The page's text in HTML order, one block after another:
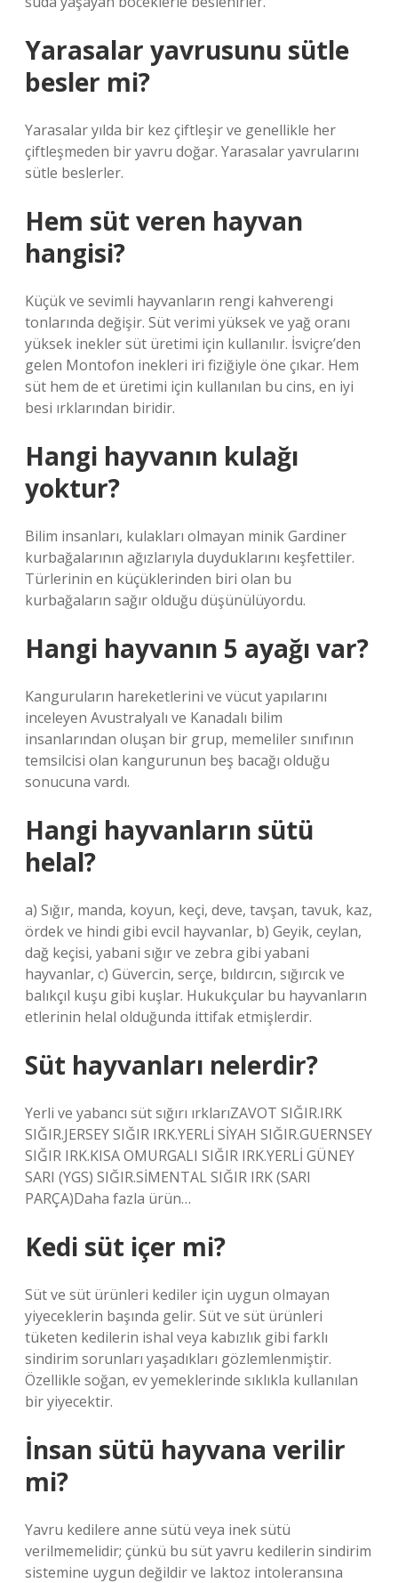
Yarasalar yavrusunu sütle
besler mi?
Yarasalar yılda bir kez çiftleşir ve genellikle her
çiftleşmeden bir yavru doğar. Yarasalar yavrularını
sütle beslerler.
Hem süt veren hayvan
hangisi?
Küçük ve sevimli hayvanların rengi kahverengi
tonlarında değişir. Süt verimi yüksek ve yağ oranı
yüksek inekler süt üretimi için kullanılır. İsviçre’den
gelen Montofon inekleri iri fiziğiyle öne çıkar. Hem
süt hem de et üretimi için kullanılan bu cins, en iyi
besi ırklarından biridir.
Hangi hayvanın kulağı
yoktur?
Bilim insanları, kulakları olmayan minik Gardiner
kurbağalarının ağızlarıyla duyduklarını keşfettiler.
Türlerinin en küçüklerinden biri olan bu
kurbağaların sağır olduğu düşünülüyordu.
Hangi hayvanın 5 ayağı var?
Kanguruların hareketlerini ve vücut yapılarını
inceleyen Avustralyalı ve Kanadalı bilim
insanlarından oluşan bir grup, memeliler sınıfının
temsilcisi olan kangurunun beş bacağı olduğu
sonucuna vardı.
Hangi hayvanların sütü
helal?
a) Sığır, manda, koyun, keçi, deve, tavşan, tavuk, kaz,
ördek ve hindi gibi evcil hayvanlar, b) Geyik, ceylan,
dağ keçisi, yabani sığır ve zebra gibi yabani
hayvanlar, c) Güvercin, serçe, bıldırcın, sığırcık ve
balıkçıl kuşu gibi kuşlar. Hukukçular bu hayvanların
etlerinin helal olduğunda ittifak etmişlerdir.
Süt hayvanları nelerdir?
Yerli ve yabancı süt sığırı ırklarıZAVOT SIĞIR.IRK
SIĞIR.JERSEY SIĞIR IRK.YERLİ SİYAH SIĞIR.GUERNSEY
SIĞIR IRK.KISA OMURGALI SIĞIR IRK.YERLİ GÜNEY
SARI (YGS) SIĞIR.SİMENTAL SIĞIR IRK (SARI
PARÇA)Daha fazla ürün…
Kedi süt içer mi?
Süt ve süt ürünleri kediler için uygun olmayan
yiyeceklerin başında gelir. Süt ve süt ürünleri
tüketen kedilerin ishal veya kabızlık gibi farklı
sindirim sorunları yaşadıkları gözlemlenmiştir.
Özellikle soğan, ev yemeklerinde sıklıkla kullanılan
bir yiyecektir.
İnsan sütü hayvana verilir
mi?
Yavru kedilere anne sütü veya inek sütü
verilmemelidir; çünkü bu süt yavru kedilerin sindirim
sistemine uygun değildir ve laktoz intoleransına